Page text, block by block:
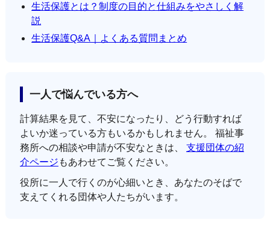
生活保護とは？制度の目的と仕組みをやさしく解
説
生活保護Q&A｜よくある質問まとめ
一人で悩んでいる方へ
計算結果を見て、不安になったり、どう行動すれば
よいか迷っている方もいるかもしれません。 福祉事
務所への相談や申請が不安なときは、 支援団体の紹
介ページ もあわせてご覧ください。
役所に一人で行くのが心細いとき、あなたのそばで
支えてくれる団体や人たちがいます。